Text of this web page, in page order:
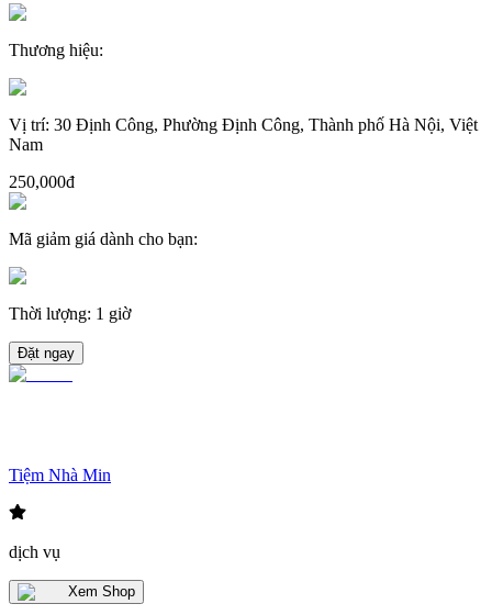
Thương hiệu:
Vị trí: 30 Định Công, Phường Định Công, Thành phố Hà Nội, Việt
Nam
250,000đ
Mã giảm giá dành cho bạn:
Thời lượng: 1 giờ
Đặt ngay
Tiệm Nhà Min
dịch vụ
Xem Shop